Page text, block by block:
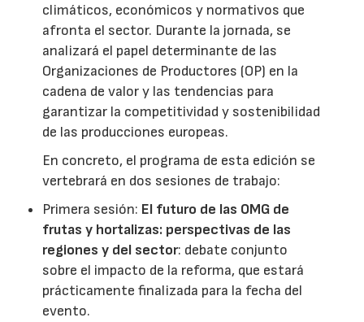
climáticos, económicos y normativos que
afronta el sector. Durante la jornada, se
analizará el papel determinante de las
Organizaciones de Productores (OP) en la
cadena de valor y las tendencias para
garantizar la competitividad y sostenibilidad
de las producciones europeas.
En concreto, el programa de esta edición se
vertebrará en dos sesiones de trabajo:
Primera sesión: El futuro de las OMG de
frutas y hortalizas: perspectivas de las
regiones y del sector: debate conjunto
sobre el impacto de la reforma, que estará
prácticamente finalizada para la fecha del
evento.